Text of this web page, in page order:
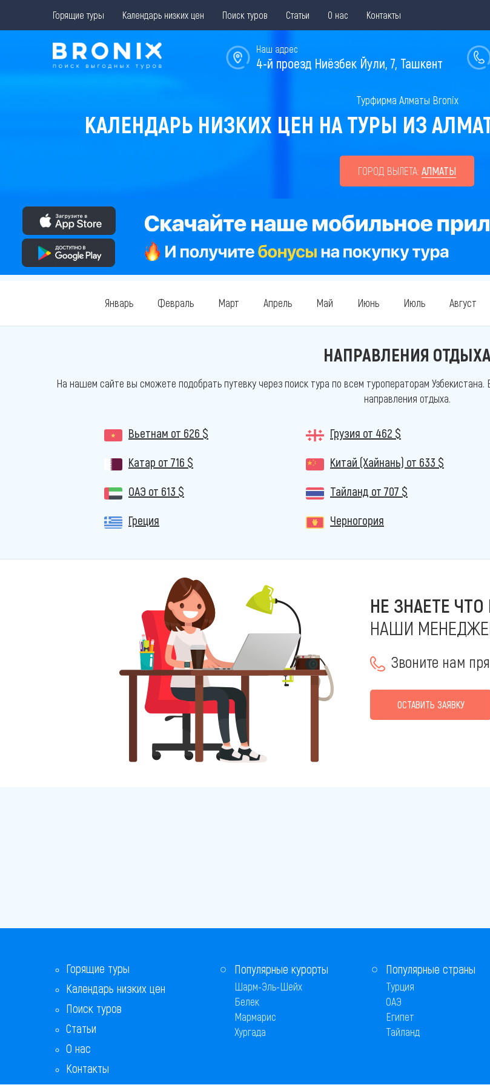
Горящие туры Календарь низких цен Поиск туров Статьи О нас Контакты
Наш адрес
4-й проезд Ниёзбек Йули, 7, Ташкент
Турфирма Алматы Bronix
КАЛЕНДАРЬ НИЗКИХ ЦЕН НА ТУРЫ ИЗ
ГОРОД ВЫЛЕТА: АЛМАТЫ
Январь Февраль Март Апрель Май Июнь Июль Август
НАПРАВЛЕНИЯ ОТДЫХА
На нашем сайте вы сможете подобрать путевку через поиск тура по всем туроператорам
направления отдыха.
Вьетнам от 626 $ Грузия от 462 $
Катар от 716 $ Китай (Хайнань) от 633 $
ОАЭ от 613 $ Тайланд от 707 $
Греция
Черногория
НЕ ЗНАЕТЕ
НАШИ
Звоните нам
ОСТАВИТЬ ЗАЯВКУ
Горящие туры
Календарь низких цен
Поиск туров
Статьи
О нас
Контакты
Популярные курорты
Шарм-Эль-Шейх
Белек
Мармарис
Хургада
Популярные страны
Турция
ОАЭ
Египет
Тайланд